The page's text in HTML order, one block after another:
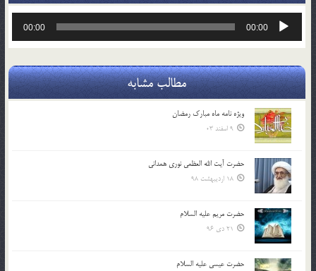
پخش‌کننده
00:00
00:00
مطالب مشابه
ویژه نامه ماه مبارک رمضان
9 اسفند 03
حضرت آیت الله العظمی نوری همدانی
18 اردیبهشت 98
حضرت مریم علیه السلام
21 دی 96
حضرت عیسی علیه السلام